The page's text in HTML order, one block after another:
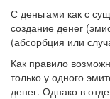
С деньгами как с
создание денег
(абсорбция или
Как правило
только у одного
денег. Однако в